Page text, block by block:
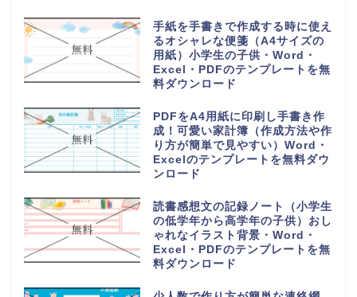
日直や当番が簡単に作れる学級日
誌（可愛いオシャレなイラスト入
り）小学生や小学校・Word・
Excel・PDFのテンプレートを無
家族の予定表（1か月単位の年間
スケジュールカレンダー）かわい
い＆おしゃれ・Word・Excel・
PDFのテンプレートを無料ダウン
可愛い摂取カロリー記入表（1週
間分を一覧表から計算）朝昼晩の
食事を簡単な記録を作成・
Word・Excel・PDFのテンプレ